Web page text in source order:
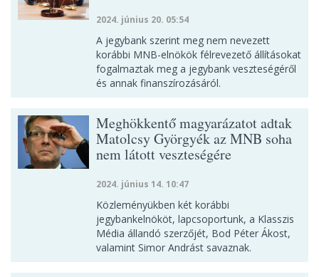
2024. június 20. 05:54
A jegybank szerint meg nem nevezett
korábbi MNB-elnökök félrevezető állításokat
fogalmaztak meg a jegybank veszteségéről
és annak finanszírozásáról.
Meghökkentő magyarázatot adtak
Matolcsy Györgyék az MNB soha
nem látott veszteségére
2024. június 14. 10:47
Közleményükben két korábbi
jegybankelnököt, lapcsoportunk, a Klasszis
Média állandó szerzőjét, Bod Péter Ákost,
valamint Simor Andrást savaznak.